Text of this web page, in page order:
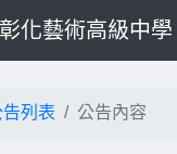
化藝術高級中學
列表 公告內容